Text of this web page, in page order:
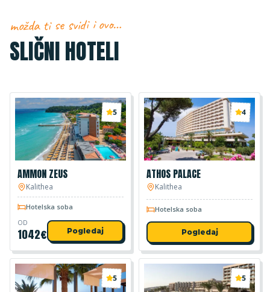
možda ti se svidi i ovo…
SLIČNI HOTELI
5
AMMON ZEUS
Kalithea
Hotelska soba
OD
1042€ Pogledaj
4
ATHOS PALACE
Kalithea
Hotelska soba
Pogledaj
5 5